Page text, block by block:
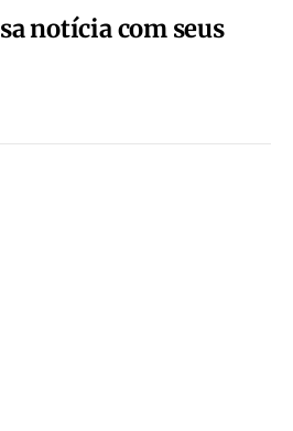
notícia com seus